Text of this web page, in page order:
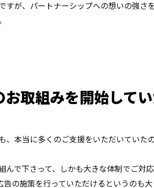
すが、パートナーシップへの想いの強さ
お取組みを開始して
、本当に多くのご支援をいただいていた
んで下さって、しかも大きな体制でご対
の施策を行っていただけるというのも大